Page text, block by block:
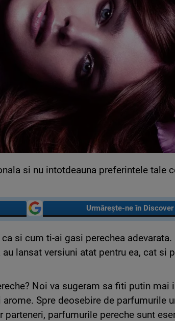
si nu intotdeauna preferintele tale
Urmărește-ne în Discover
si cum ti-ai gasi perechea adevarata.
lansat versiuni atat pentru ea, cat si
Noi va sugeram sa fiti putin mai
Spre deosebire de parfumurile
parfumurile pereche sunt